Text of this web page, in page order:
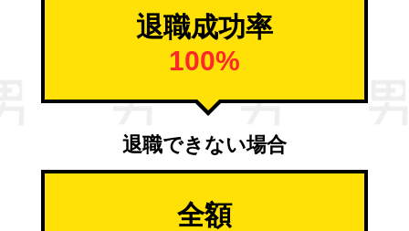
退職成功率
100%
退職できない場合
全額